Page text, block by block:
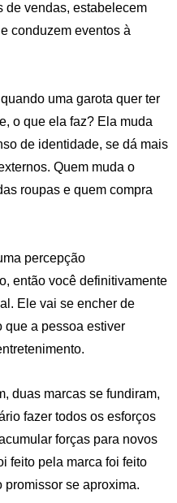
de vendas, estabelecem
conduzem eventos à
uma garota quer ter
o que ela faz? Ela muda
de identidade, se dá mais
Quem muda o
roupas e quem compra
percepção
então você definitivamente
Ele vai se encher de
que a pessoa estiver
duas marcas se fundiram,
fazer todos os esforços
forças para novos
feito pela marca foi feito
promissor se aproxima.